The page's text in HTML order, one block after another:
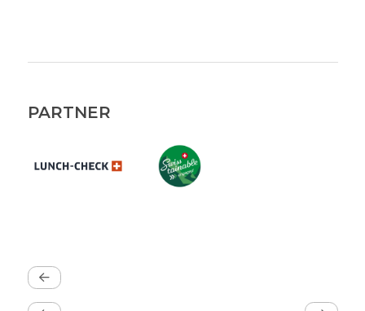
PARTNER